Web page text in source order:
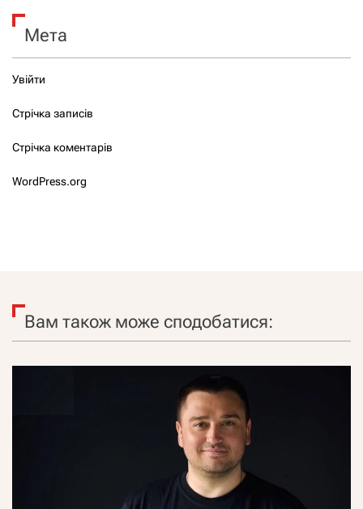
Мета
Увійти
Стрічка записів
Стрічка коментарів
WordPress.org
Вам також може сподобатися: